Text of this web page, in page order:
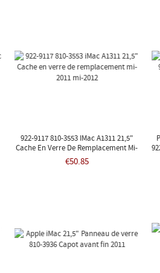
922-9117 810-3553 IMac A1311 21,5"
Cache En Verre De Remplacement Mi-
2011 Mi-2012
€50.85